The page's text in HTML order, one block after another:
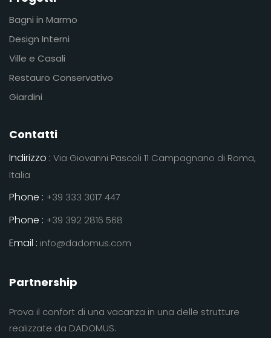
Bagni in Marmo
Design Interni
Ville e Casali
Restauro Conservativo
Giardini
Contatti
Indirizzo : Via Giovanni Pascoli 11 Campagnano di Roma,
Italia
Phone : +39 333 3017 447
Phone : +39 392 2816 568
Email : info@dadomus.com
Partnership
Prova il confort di una vacanza in una delle strutture
realizzate da DADOMUS.